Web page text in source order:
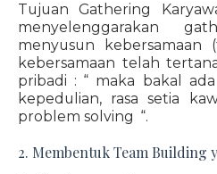
Tujuan Gathering
menyelenggarakan
menyusun kebersamaan
kebersamaan telah
pribadi : “ maka bakal
kepedulian, rasa setia
problem solving “.
2. Membentuk Team Building